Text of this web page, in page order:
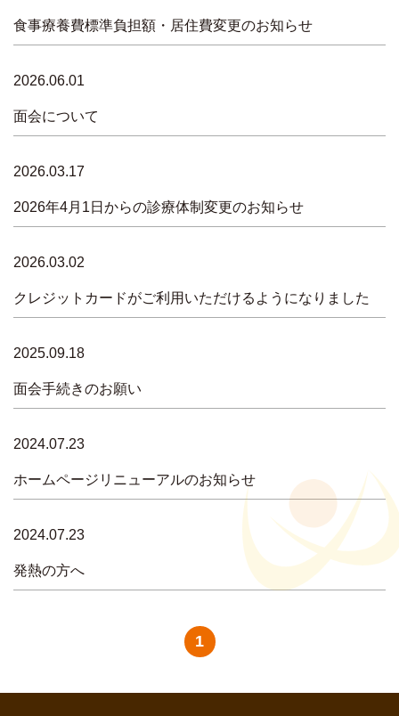
食事療養費標準負担額・居住費変更のお知らせ
2026.06.01
面会について
2026.03.17
2026年4月1日からの診療体制変更のお知らせ
2026.03.02
クレジットカードがご利用いただけるようになりました
2025.09.18
面会手続きのお願い
2024.07.23
ホームページリニューアルのお知らせ
2024.07.23
発熱の方へ
1